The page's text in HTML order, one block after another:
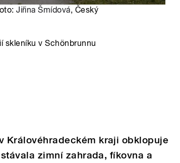
Jiřina Šmídová, Český
skleníku v Schönbrunnu
Královéhradeckém kraji obklopuje
zimní zahrada, fíkovna a